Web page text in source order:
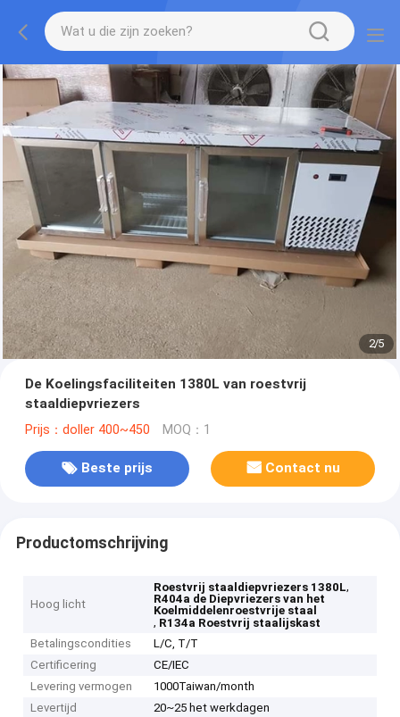
2/5
De Koelingsfaciliteiten 1380L van roestvrij
staaldiepvriezers
Prijs：doller 400~450 MOQ：1
Beste prijs Contact nu
Productomschrijving
Hoog licht
Roestvrij staaldiepvriezers 1380L,
R404a de Diepvriezers van het
Koelmiddelenroestvrije staal
, R134a Roestvrij staalijskast
Betalingscondities
L/C, T/T
Certificering
CE/IEC
Levering vermogen
1000Taiwan/month
Levertijd
20~25 het werkdagen